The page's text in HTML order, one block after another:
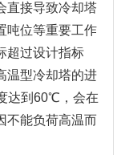
直接导致冷却塔
吨位等重要工作
超过设计指标
温型冷却塔的进
达到60℃，会在
不能负荷高温而